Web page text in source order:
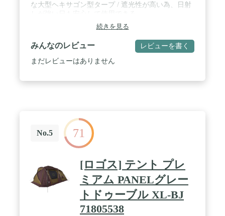
な大型ヘキサゴン型タープ / 遮光性が高い為、日射
続きを見る
みんなのレビュー レビューを書く
まだレビューはありません
No.5 71
[ロゴス] テント プレ
ミアム PANELグレー
トドゥーブル XL-BJ
71805538